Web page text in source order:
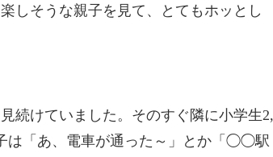
しそうな親子を見て、とてもホッとし
続けていました。そのすぐ隣に小学生2,
は「あ、電車が通った～」とか「◯◯駅